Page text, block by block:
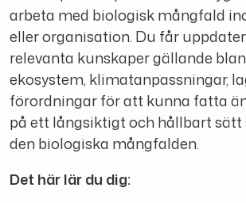
arbeta med biologisk mångfald
eller organisation. Du får
relevanta kunskaper gällande
ekosystem, klimatanpassningar,
förordningar för att kunna fatta
på ett långsiktigt och hållbart sätt
den biologiska mångfalden.
Det här lär du dig: